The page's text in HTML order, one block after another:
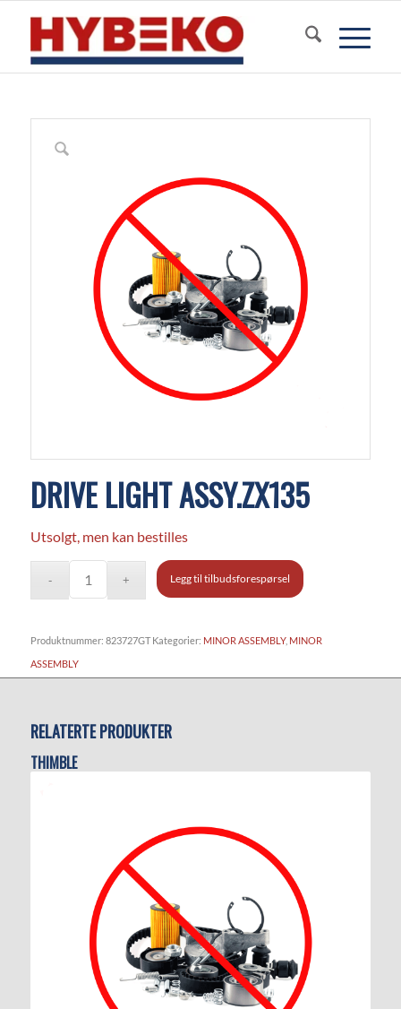
DRIVE LIGHT ASSY.ZX135
Utsolgt, men kan bestilles
Legg til tilbudsforespørsel
Produktnummer: 823727GT Kategorier: MINOR ASSEMBLY, MINOR
ASSEMBLY
RELATERTE PRODUKTER
THIMBLE